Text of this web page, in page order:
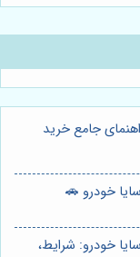
جامع خرید
خودرو 🚗
خودرو: شرایط،